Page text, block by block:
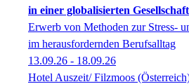
in einer globalisierten Gesellschaft
Erwerb von Methoden zur Stress-
im herausfordernden Berufsalltag
13.09.26 - 18.09.26
Hotel Auszeit/ Filzmoos